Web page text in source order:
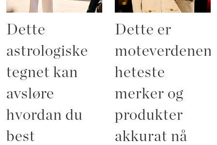
Dette
astrologiske
tegnet kan
avsløre
hvordan du
best
Dette er
heteste
merker og
produkter
akkurat nå